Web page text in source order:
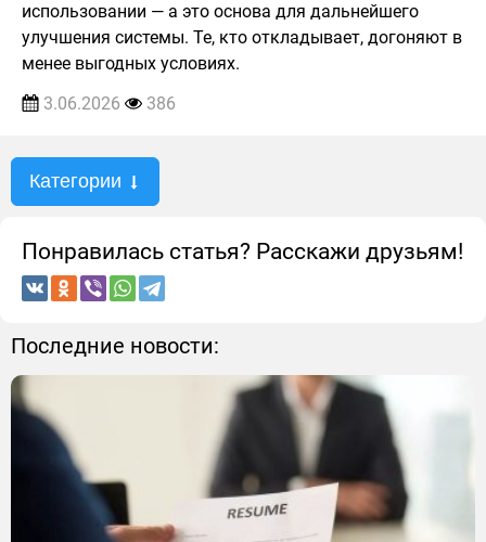
использовании — а это основа для дальнейшего
улучшения системы. Те, кто откладывает, догоняют в
менее выгодных условиях.
3.06.2026
386
Категории
Понравилась статья? Расскажи друзьям!
Последние новости: